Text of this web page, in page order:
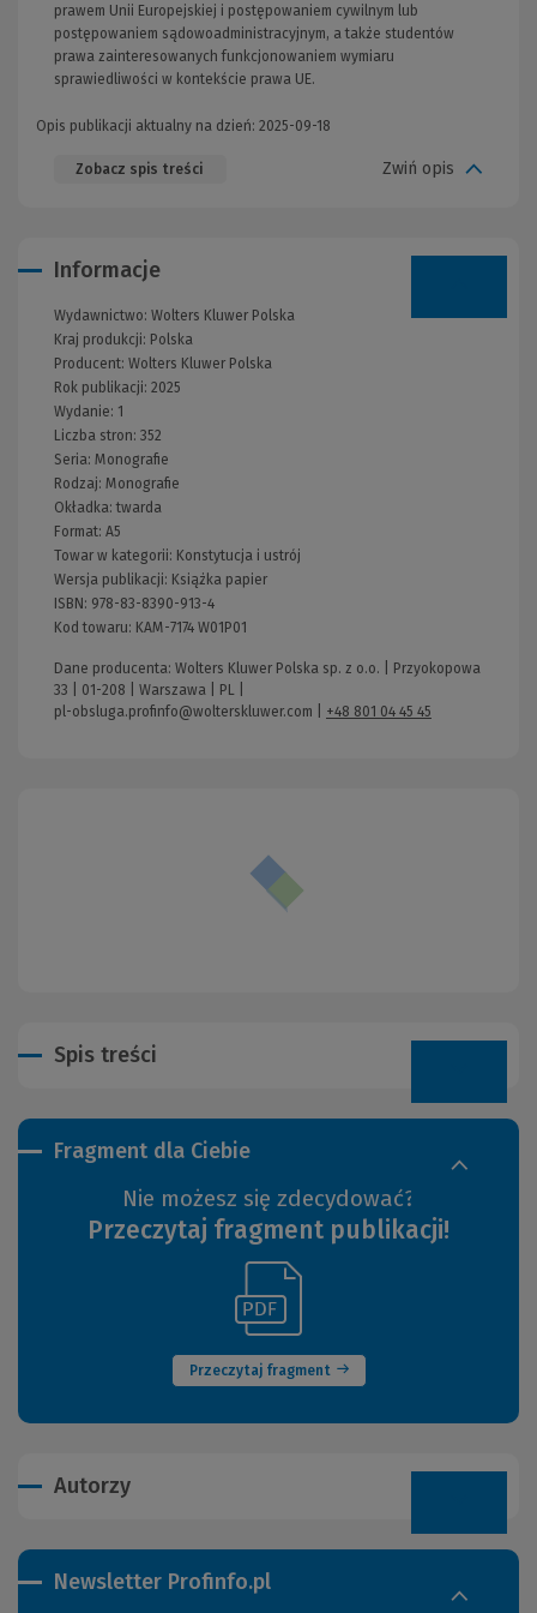
prawem Unii Europejskiej i postępowaniem cywilnym lub
postępowaniem sądowoadministracyjnym, a także studentów
prawa zainteresowanych funkcjonowaniem wymiaru
sprawiedliwości w kontekście prawa UE.
Opis publikacji aktualny na dzień: 2025-09-18
Zobacz spis treści Zwiń opis
Fragment dla Ciebie
Nie możesz się zdecydować?
Przeczytaj fragment publikacji!
Przeczytaj fragment
(Nowe
okno)
innej
Informacje
Wydawnictwo: Wolters Kluwer Polska
Kraj produkcji: Polska
Producent: Wolters Kluwer Polska
Rok publikacji: 2025
Wydanie: 1
Liczba stron: 352
Seria: Monografie
Rodzaj: Monografie
Okładka:twarda
Format: A5
Towar w kategorii: Konstytucja i ustrój
Wersja publikacji: Książka papier
ISBN: 978-83-8390-913-4
Kod towaru: KAM-7174 W01P01
Dane producenta: Wolters Kluwer Polska sp. z o.o. | Przyokopowa
33 | 01-208 | Warszawa | PL |
pl-obsluga.profinfo@wolterskluwer.com
+48 801 04 45 45
Spis treści
Autorzy
Newsletter Profinfo.pl